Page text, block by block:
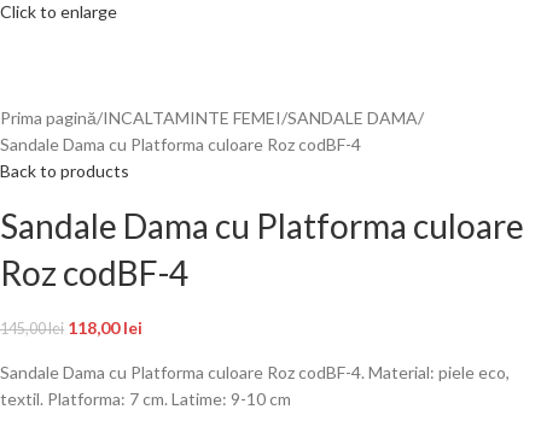
Click to enlarge
Prima pagină INCALTAMINTE FEMEI SANDALE DAMA
Sandale Dama cu Platforma culoare Roz codBF-4
Back to products
Sandale Dama cu Platforma culoare
Roz codBF-4
145,00lei 118,00lei
Sandale Dama cu Platforma culoare Roz codBF-4. Material: piele eco,
textil. Platforma: 7 cm. Latime: 9-10 cm